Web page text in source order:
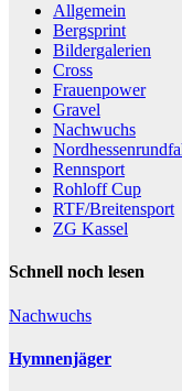
Allgemein
Bergsprint
Bildergalerien
Cross
Frauenpower
Gravel
Nachwuchs
Rennsport
Rohloff Cup
RTF/Breitensport
ZG Kassel
Schnell noch lesen
Nachwuchs
Hymnenjäger